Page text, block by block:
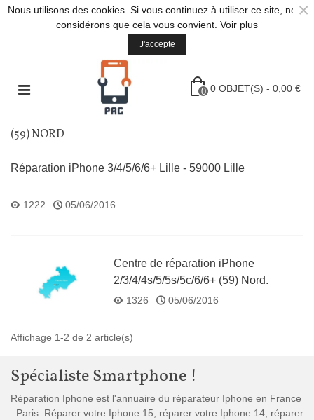
Nous utilisons des cookies. Si vous continuez à utiliser ce site, nous
considérons que cela vous convient. Voir plus
J'accepte
×
0 0 OBJET(S) - 0,00 €
(59) NORD
Réparation iPhone 3/4/5/6/6+ Lille - 59000 Lille
1222 05/06/2016
Centre de réparation iPhone
2/3/4/4s/5/5s/5c/6/6+ (59) Nord.
Tel:0145268207
1326 05/06/2016
Affichage 1-2 de 2 article(s)
Spécialiste Smartphone !
Réparation Iphone est l'annuaire du réparateur Iphone en France
: Paris. Réparer votre Iphone 15, réparer votre Iphone 14, réparer